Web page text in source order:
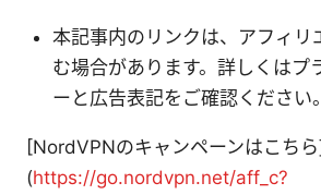
本記事内のリンクは、アフィリ
む場合があります。詳しくはプ
ーと広告表記をご確認ください。
[NordVPNのキャンペーンはこち
(https://go.nordvpn.net/aff_c?